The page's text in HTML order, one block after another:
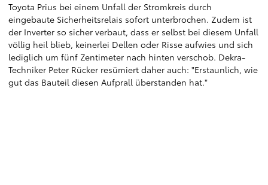
Toyota Prius bei einem Unfall der Stromkreis durch
eingebaute Sicherheitsrelais sofort unterbrochen. Zudem ist
der Inverter so sicher verbaut, dass er selbst bei diesem Unfall
völlig heil blieb, keinerlei Dellen oder Risse aufwies und sich
lediglich um fünf Zentimeter nach hinten verschob. Dekra-
Techniker Peter Rücker resümiert daher auch: "Erstaunlich, wie
gut das Bauteil diesen Aufprall überstanden hat."